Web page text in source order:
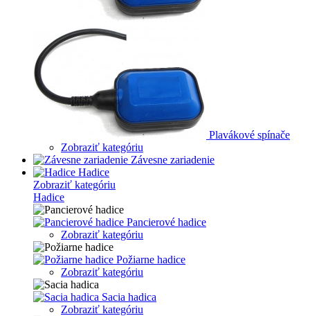
Plavákové spínače
Zobraziť kategóriu
Závesne zariadenie
Hadice
Zobraziť kategóriu
Hadice
Pancierové hadice
Zobraziť kategóriu
Požiarne hadice
Zobraziť kategóriu
Sacia hadica
Zobraziť kategóriu